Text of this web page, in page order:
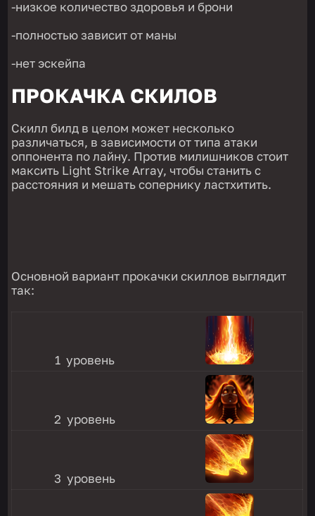
-низкое количество здоровья и брони
-полностью зависит от маны
-нет эскейпа
ПРОКАЧКА СКИЛОВ
Скилл билд в целом может несколько
различаться, в зависимости от типа атаки
оппонента по лайну. Против милишников стоит
максить Light Strike Array, чтобы станить с
расстояния и мешать сопернику ластхитить.
Основной вариант прокачки скиллов выглядит
так:
1 уровень
2 уровень
3 уровень